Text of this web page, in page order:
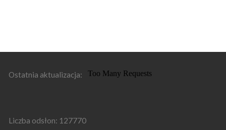
Ostatnia aktualizacja:
Liczba odsłon: 127770